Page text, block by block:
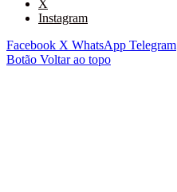
X
Instagram
Facebook X WhatsApp Telegram
Botão Voltar ao topo